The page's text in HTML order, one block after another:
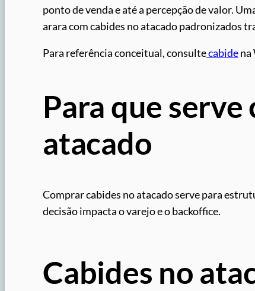
ponto de venda e até a percepção de valor.
arara com cabides no atacado padronizados
Para referência conceitual, consultecabidena
Para que
atacado
Comprar cabides no atacado serve para
decisão impacta o varejo e o backoffice.
Cabides no